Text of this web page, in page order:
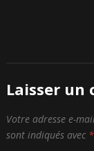
Laisser un
Votre adresse e-
sont indiqués avec *